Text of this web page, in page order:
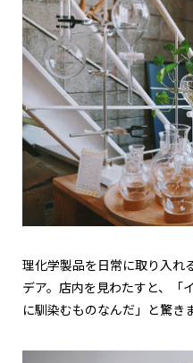
理化学製品を日常に取り入れ
デア。店内を見わたすと、「
に馴染むものなんだ」と驚き